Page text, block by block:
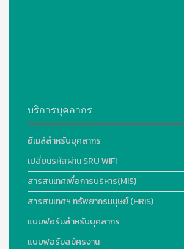
บริการบุคลากร
อีเมล์สำหรับบุคลากร
เปลี่ยนรหัสผ่าน SRU WIFI
สารสนเทศเพื่อการบริหาร(MIS)
สารสนเทศฯ ทรัพยากรมนุษย์ (HRIS)
แบบฟอร์มสำหรับบุคลากร
แบบฟอร์มสมัครงาน